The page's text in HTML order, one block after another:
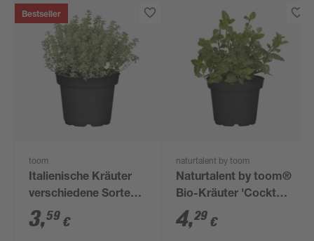
Bestseller
toom
Italienische Kräuter
verschiedene Sorten
14 cm Topf
3,59 €
naturtalent by toom
Naturtalent by toom®
Bio-Kräuter 'Cocktail
& Smoothies' 12 cm
Topf
4,29 €